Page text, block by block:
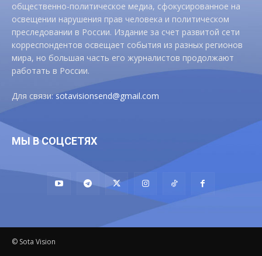
общественно-политическое медиа, сфокусированное на
освещении нарушения прав человека и политическом
преследовании в России. Издание за счет развитой сети
корреспондентов освещает события из разных регионов
мира, но большая часть его журналистов продолжают
работать в России.
Для связи:sotavisionsend@gmail.com
МЫ В СОЦСЕТЯХ
© Sota Vision